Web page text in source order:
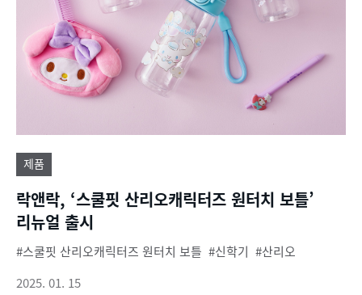
제품
락앤락, ‘스쿨핏 산리오캐릭터즈 원터치 보틀’
리뉴얼 출시
스쿨핏 산리오캐릭터즈 원터치 보틀 신학기
산리오
2025. 01. 15